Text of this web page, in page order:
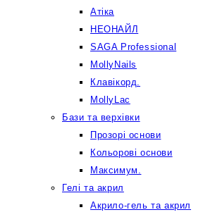
Атіка
НЕОНАЙЛ
SAGA Professional
MollyNails
Клавікорд.
MollyLac
Бази та верхівки
Прозорі основи
Кольорові основи
Максимум.
Гелі та акрил
Акрило-гель та акрил